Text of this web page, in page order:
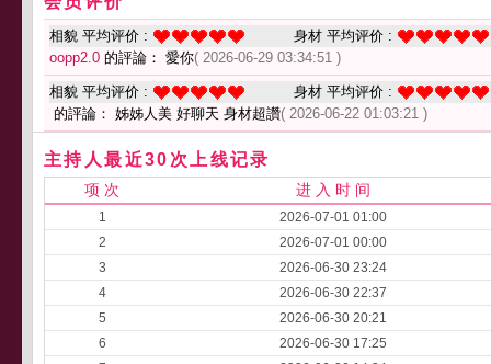
相貌 平均评价 :
身材 平均评价 :
oopp2.0 的評論： 愛你( 2026-06-29 03:34:51 )
相貌 平均评价 :
身材 平均评价 :
的評論： 姊姊人美 好聊天 身材超讚( 2026-06-22 01:03:21 )
主持人最近30次上线记录
项 次 进 入 时 间
1
2026-07-01 01:00
2
2026-07-01 00:00
3
2026-06-30 23:24
4
2026-06-30 22:37
5
2026-06-30 20:21
6
2026-06-30 17:25